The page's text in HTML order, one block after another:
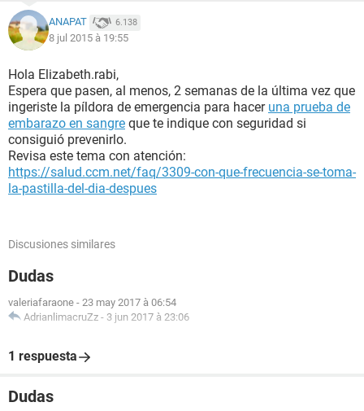
ANAPAT 6.138
8 jul 2015 à 19:55
Hola Elizabeth.rabi,
Espera que pasen, al menos, 2 semanas de la última vez que
ingeriste la píldora de emergencia para hacer una prueba de
embarazo en sangre que te indique con seguridad si
consiguió prevenirlo.
Revisa este tema con atención:
https://salud.ccm.net/faq/3309-con-que-frecuencia-se-toma-
la-pastilla-del-dia-despues
Discusiones similares
Dudas
valeriafaraone - 23 may 2017 à 06:54
AdrianlimacruZz - 3 jun 2017 à 23:06
1 respuesta
Dudas